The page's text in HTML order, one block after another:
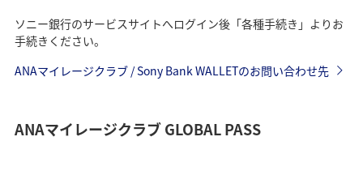
ソニー銀行のサービスサイトへログイン後「各種手続き」よりお
手続きください。
ANAマイレージクラブ / Sony Bank WALLETのお問い合わせ先
ANAマイレージクラブ GLOBAL PASS